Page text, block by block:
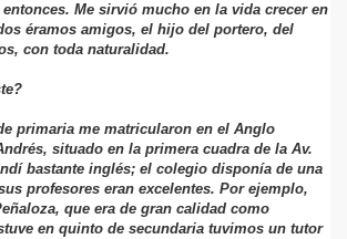
Me sirvió mucho en la vida crecer en
éramos amigos, el hijo del portero, del
con toda naturalidad.
primaria me matricularon en el Anglo
situado en la primera cuadra de la Av.
bastante inglés; el colegio disponía de una
profesores eran excelentes. Por ejemplo,
que era de gran calidad como
en quinto de secundaria tuvimos un tutor